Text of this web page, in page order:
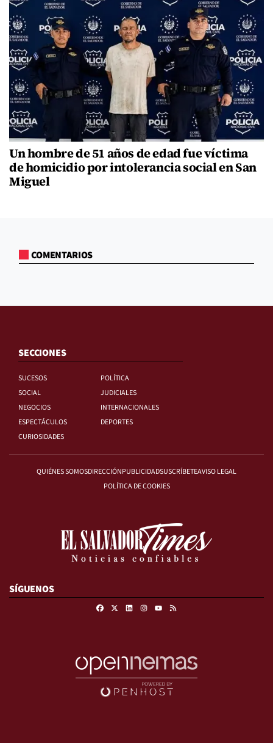
Un hombre de 51 años de edad fue víctima
de homicidio por intolerancia social en San
Miguel
COMENTARIOS
SECCIONES
SUCESOS
POLÍTICA
SOCIAL
JUDICIALES
NEGOCIOS
INTERNACIONALES
ESPECTÁCULOS
DEPORTES
CURIOSIDADES
QUIÉNES SOMOSDIRECCIÓNPUBLICIDADSUSCRÍBETEAVISO LEGAL
POLÍTICA DE COOKIES
SÍGUENOS
FacebookLinkedinInstagram